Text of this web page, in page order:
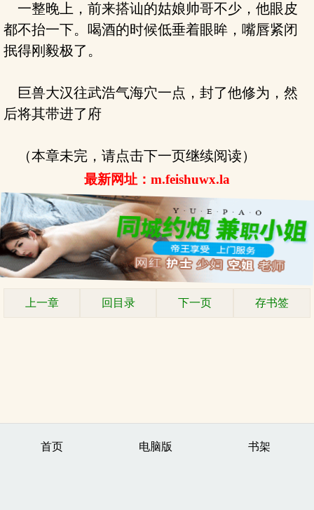
一整晚上，前来搭讪的姑娘帅哥不少，他眼皮
都不抬一下。喝酒的时候低垂着眼眸，嘴唇紧闭
抿得刚毅极了。
巨兽大汉往武浩气海穴一点，封了他修为，然
后将其带进了府
（本章未完，请点击下一页继续阅读）
最新网址：m.feishuwx.la
上一章 回目录 下一页 存书签
首页 电脑版 书架